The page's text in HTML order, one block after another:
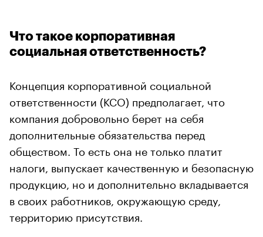
Что такое корпоративная
социальная ответственность?
Концепция корпоративной социальной
ответственности (КСО) предполагает, что
компания добровольно берет на себя
дополнительные обязательства перед
обществом. То есть она не только платит
налоги, выпускает качественную и безопасную
продукцию, но и дополнительно вкладывается
в своих работников, окружающую среду,
территорию присутствия.